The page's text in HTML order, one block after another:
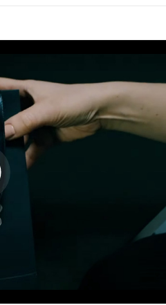
Pırlanta Sıra Taşlı Sarı ve
88.450 TL